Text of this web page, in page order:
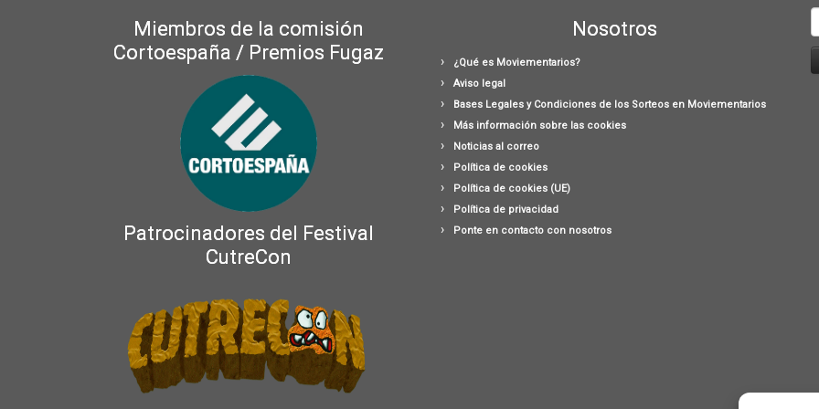
Miembros de la comisión
Cortoespaña / Premios Fugaz
Patrocinadores del Festival
CutreCon
Nosotros
¿Qué es Moviementarios?
Aviso legal
Bases Legales y Condiciones de los Sorteos en Moviementarios
Más información sobre las cookies
Noticias al correo
Política de cookies
Política de cookies (UE)
Política de privacidad
Ponte en contacto con nosotros